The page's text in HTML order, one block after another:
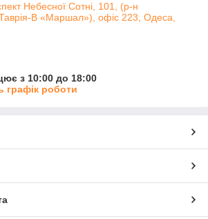
Небесної Сотні, 101, (р-н
В «Маршал»), офіс 223, Одеса,
з 10:00 до 18:00
графік роботи